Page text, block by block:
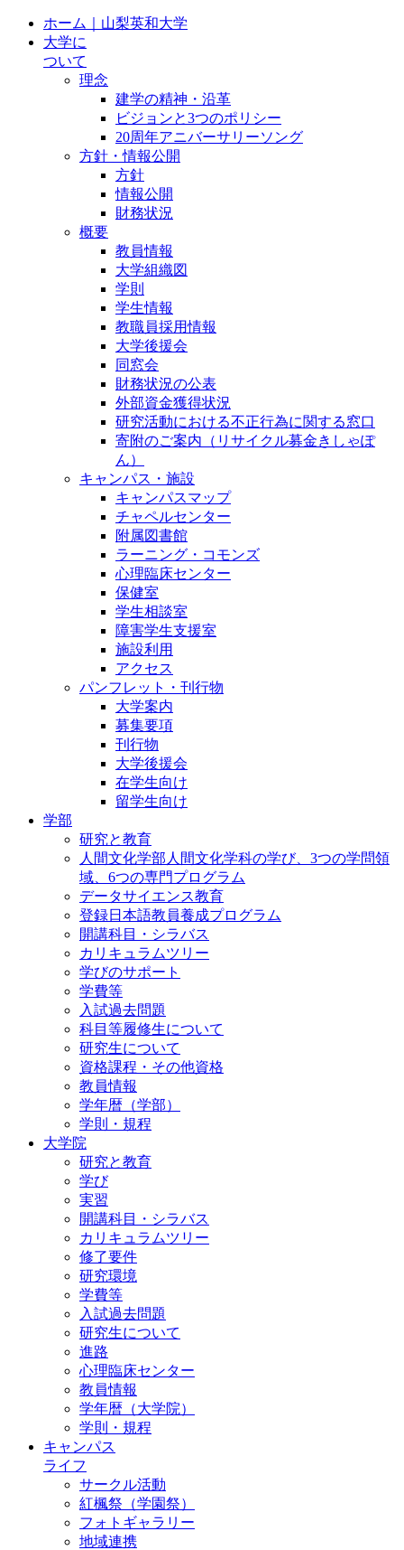
ホーム｜山梨英和大学
大学に
ついて
理念
建学の精神・沿革
ビジョンと3つのポリシー
20周年アニバーサリーソング
方針・情報公開
方針
情報公開
財務状況
概要
教員情報
大学組織図
学則
学生情報
教職員採用情報
大学後援会
同窓会
財務状況の公表
外部資金獲得状況
研究活動における不正行為に関する窓口
寄附のご案内（リサイクル募金きしゃぽ
ん）
キャンパス・施設
キャンパスマップ
チャペルセンター
附属図書館
ラーニング・コモンズ
心理臨床センター
保健室
学生相談室
障害学生支援室
施設利用
アクセス
パンフレット・刊行物
大学案内
募集要項
刊行物
大学後援会
在学生向け
留学生向け
学部
研究と教育
人間文化学部人間文化学科の学び、3つの学問領
域、6つの専門プログラム
データサイエンス教育
登録日本語教員養成プログラム
開講科目・シラバス
カリキュラムツリー
学びのサポート
学費等
入試過去問題
科目等履修生について
研究生について
資格課程・その他資格
教員情報
学年暦（学部）
学則・規程
大学院
研究と教育
学び
実習
開講科目・シラバス
カリキュラムツリー
修了要件
研究環境
学費等
入試過去問題
研究生について
進路
心理臨床センター
教員情報
学年暦（大学院）
学則・規程
キャンパス
ライフ
サークル活動
紅楓祭（学園祭）
フォトギャラリー
地域連携